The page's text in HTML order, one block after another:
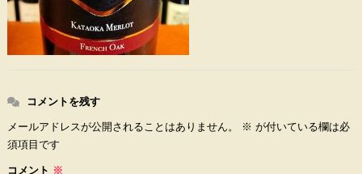
コメントを残す
メールアドレスが公開されることはありません。 ※ が付いている欄は必
須項目です
コメント ※